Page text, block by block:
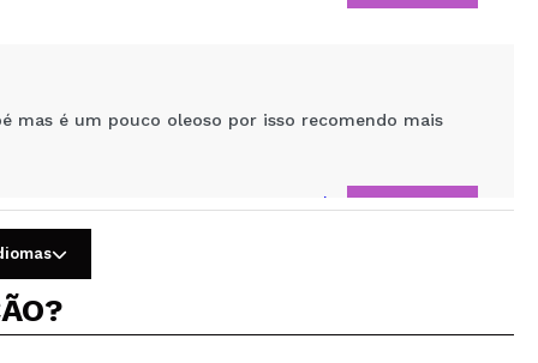
mas é um pouco oleoso por isso recomendo mais
Útil Responder